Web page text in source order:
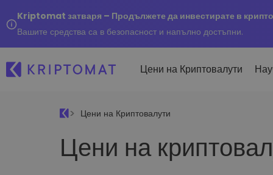
Kriptomat затваря – Продължете да инвестирате в
Вашите средства са в безопасност и напълно достъпни.
Цени на Криптовалути
Всички цени
Над 300+ криптовалути
Купуване и
криптовалута
Цени на Криптовалути
Цени на